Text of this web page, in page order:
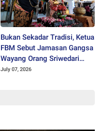
Bukan Sekadar Tradisi, Ketua
FBM Sebut Jamasan Gangsa
Wayang Orang Sriwedari
Wujud Penghormatan untuk
July 07, 2026